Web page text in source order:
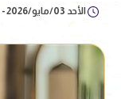
الأحد 03/مايو/2026 - 11:55 م